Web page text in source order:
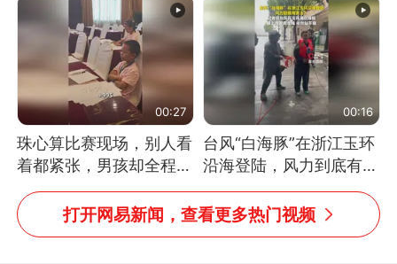
00:27
珠心算比赛现场，别人看
着都紧张，男孩却全程气
定神闲、从容作答，最终
拿下冠军。网友：这淡定
的样子，一看就是有实
00:16
台风“白海豚”在浙江玉环
沿海登陆，风力到底有多
大？记者腰上拴着安全
绳，依然站不稳
打开网易新闻，查看更多热门视频